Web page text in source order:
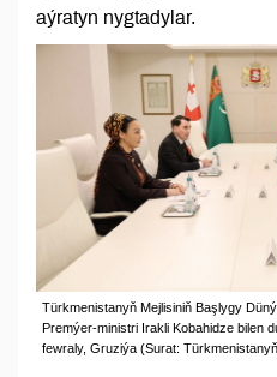
aýratyn nygtadylar.
Türkmenistanyň Mejlisiniň Başlygy
Premýer-ministri Irakli Kobahidze bilen
fewraly, Gruziýa (Surat: